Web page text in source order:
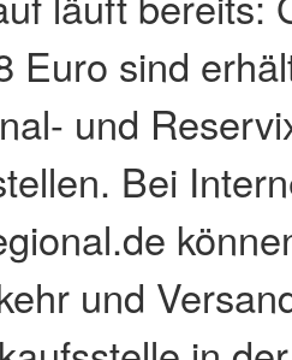
Euro sind
und
Bei
und